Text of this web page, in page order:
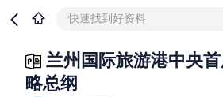
快速找到好资料
兰州国际旅游港中央
略总纲